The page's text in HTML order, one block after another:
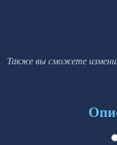
Также вы сможете